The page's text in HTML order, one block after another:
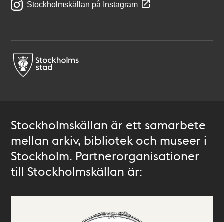
Stockholmskällan på Instagram
Stockholmskällan är ett samarbete
mellan arkiv, bibliotek och museer i
Stockholm. Partnerorganisationer
till Stockholmskällan är: